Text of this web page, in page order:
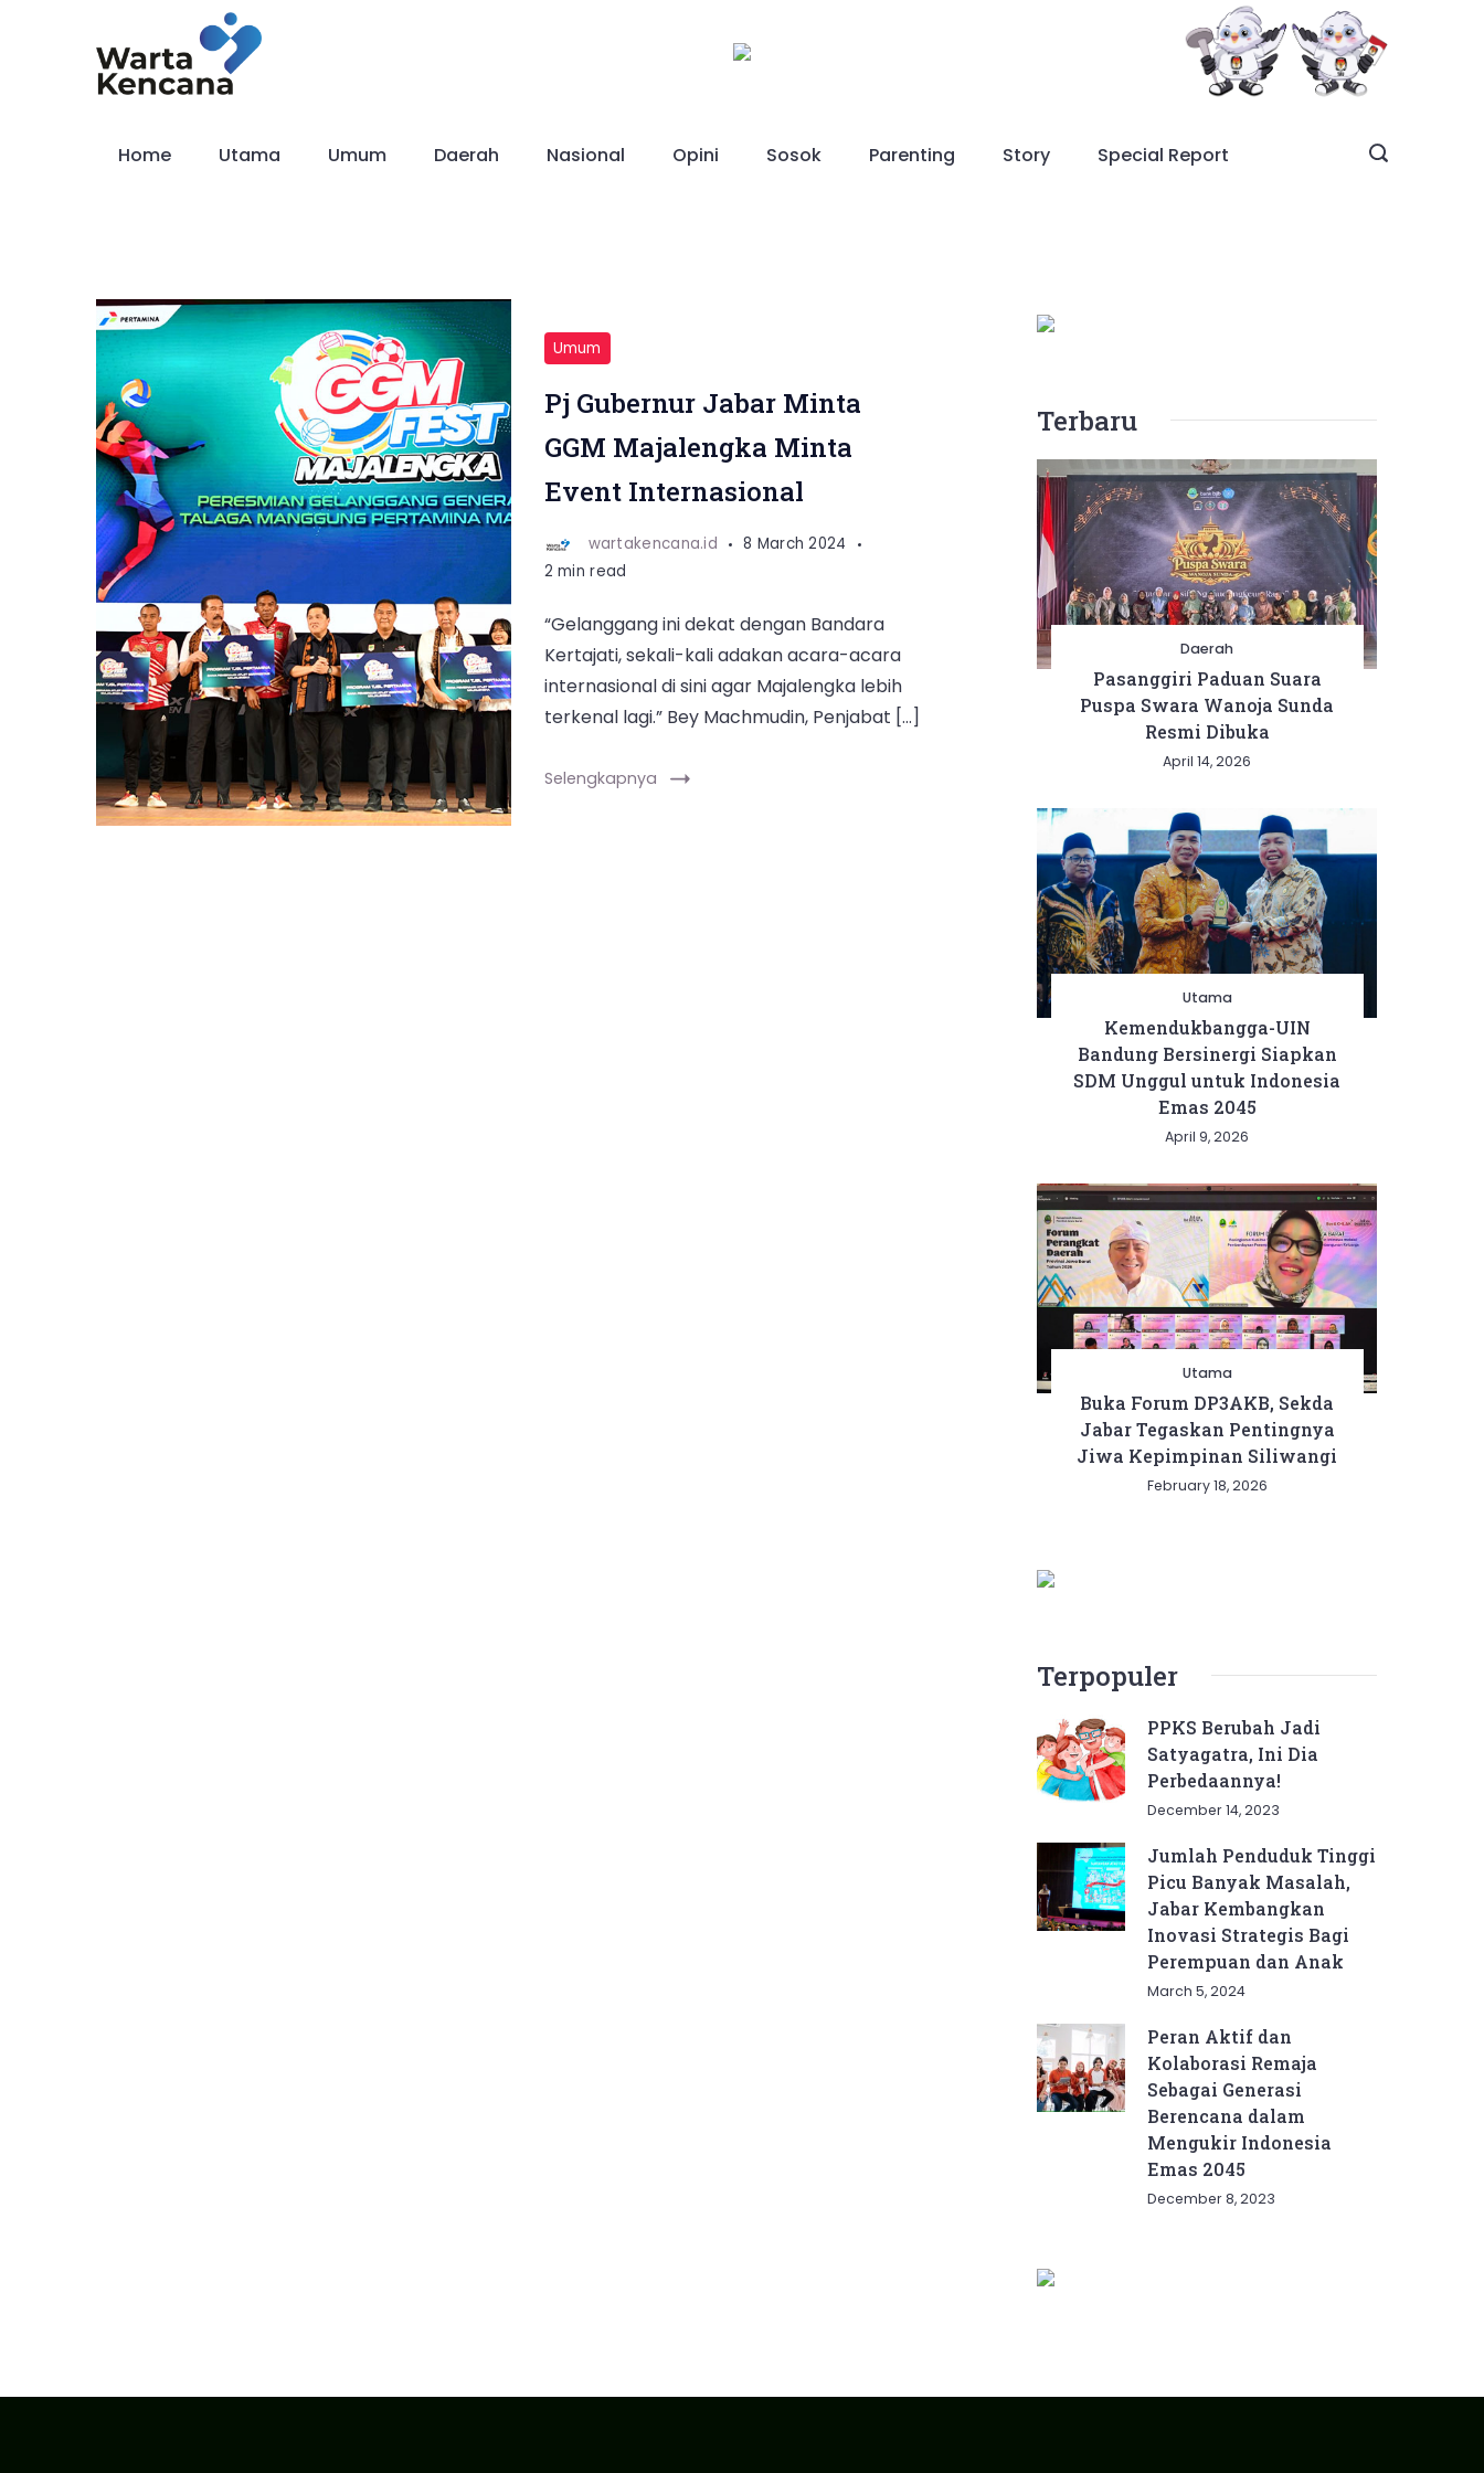
Home Utama Umum Daerah Nasional Opini Sosok Parenting Story Special Report
Umum
Pj Gubernur Jabar Minta
GGM Majalengka Minta
Event Internasional
wartakencana.id
8 March 2024
2 min read
“Gelanggang ini dekat dengan Bandara
Kertajati, sekali-kali adakan acara-acara
internasional di sini agar Majalengka lebih
terkenal lagi.” Bey Machmudin, Penjabat […]
Selengkapnya
Terbaru
Daerah
Pasanggiri Paduan Suara
Puspa Swara Wanoja Sunda
Resmi Dibuka
April 14, 2026
Utama
Kemendukbangga-UIN
Bandung Bersinergi Siapkan
SDM Unggul untuk Indonesia
Emas 2045
April 9, 2026
Utama
Buka Forum DP3AKB, Sekda
Jabar Tegaskan Pentingnya
Jiwa Kepimpinan Siliwangi
February 18, 2026
Terpopuler
PPKS Berubah Jadi
Satyagatra, Ini Dia
Perbedaannya!
December 14, 2023
Jumlah Penduduk Tinggi
Picu Banyak Masalah,
Jabar Kembangkan
Inovasi Strategis Bagi
Perempuan dan Anak
March 5, 2024
Peran Aktif dan
Kolaborasi Remaja
Sebagai Generasi
Berencana dalam
Mengukir Indonesia
Emas 2045
December 8, 2023